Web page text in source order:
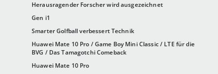
Herausragender Forscher wird ausgezeichnet
Gen i1
Smarter Golfball verbessert Technik
Huawei Mate 10 Pro / Game Boy Mini Classic / LTE für die
BVG / Das Tamagotchi Comeback
Huawei Mate 10 Pro